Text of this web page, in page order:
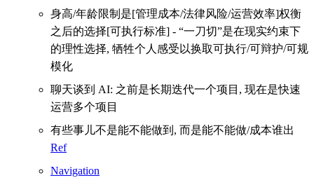
身高/年龄限制是[管理成本/法律风险/运营效率]权衡
之后的选择[可执行标准] - “一刀切”是在现实约束下
的理性选择, 牺牲个人感受以换取可执行/可辩护/可规
模化
聊天谈到 AI: 之前是长期迭代一个项目, 现在是快速
运营多个项目
有些事儿不是能不能做到, 而是能不能做/成本谁出
Ref
Navigation